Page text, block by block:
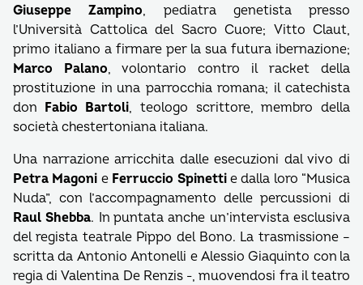
Giuseppe Zampino, pediatra genetista presso
l’Università Cattolica del Sacro Cuore; Vitto Claut,
primo italiano a firmare per la sua futura ibernazione;
Marco Palano, volontario contro il racket della
prostituzione in una parrocchia romana; il catechista
don Fabio Bartoli, teologo scrittore, membro della
società chestertoniana italiana.
Una narrazione arricchita dalle esecuzioni dal vivo di
Petra Magoni e Ferruccio Spinettie dalla loro “Musica
Nuda”, con l’accompagnamento delle percussioni di
Raul Shebba. In puntata anche un’intervista esclusiva
del regista teatrale Pippo del Bono. La trasmissione –
scritta da Antonio Antonelli e Alessio Giaquinto con la
regia di Valentina De Renzis -, muovendosi fra il teatro